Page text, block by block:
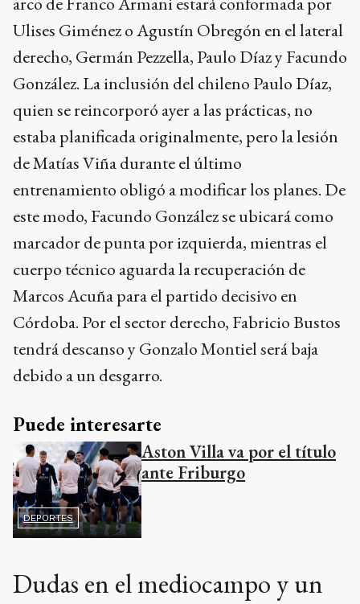
Ulises Giménez o Agustín Obregón en el lateral
derecho, Germán Pezzella, Paulo Díaz y Facundo
González. La inclusión del chileno Paulo Díaz,
quien se reincorporó ayer a las prácticas, no
estaba planificada originalmente, pero la lesión
de Matías Viña durante el último
entrenamiento obligó a modificar los planes. De
este modo, Facundo González se ubicará como
marcador de punta por izquierda, mientras el
cuerpo técnico aguarda la recuperación de
Marcos Acuña para el partido decisivo en
Córdoba. Por el sector derecho, Fabricio Bustos
tendrá descanso y Gonzalo Montiel será baja
debido a un desgarro.
Puede interesarte
DEPORTES
Aston Villa va por el título
ante Friburgo
Dudas en el mediocampo y un